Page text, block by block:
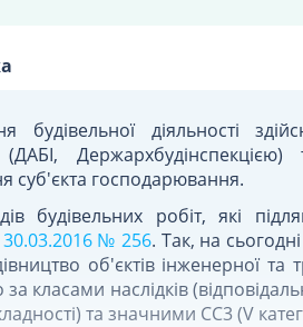
будівельної діяльності
(ДАБІ,
суб'єкта господарювання.
будівельних робіт, які
30.03.2016 № 256. Так, на
об'єктів інженерної та
класами наслідків
та значними СС3 (V